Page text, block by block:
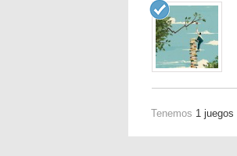
Tenemos 1 juegos